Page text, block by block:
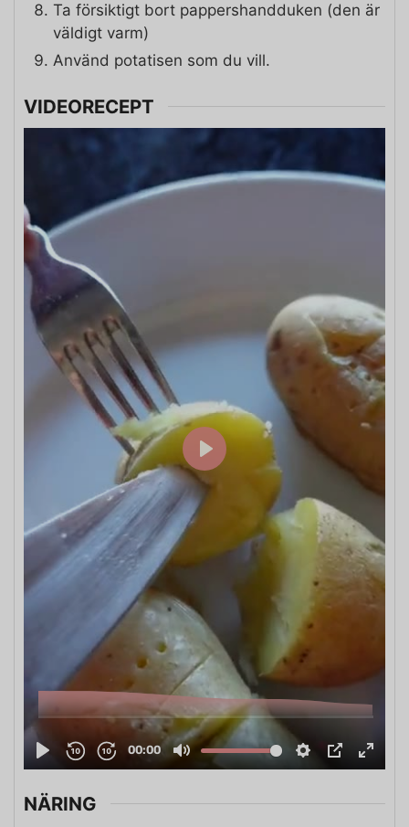
Ta försiktigt bort pappershandduken (den är
väldigt varm)
Använd potatisen som du vill.
VIDEORECEPT
NÄRING